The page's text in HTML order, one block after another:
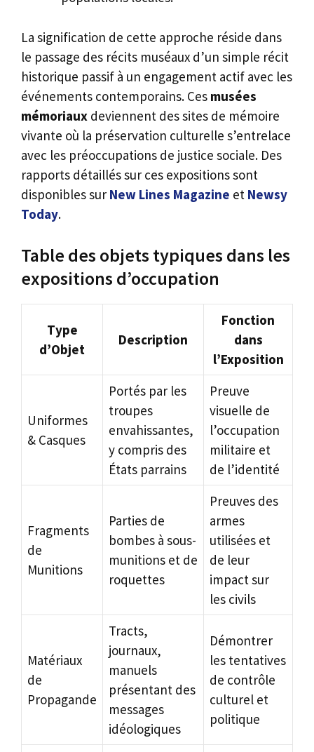
La signification de cette approche réside dans
le passage des récits muséaux d’un simple récit
historique passif à un engagement actif avec les
événements contemporains. Ces musées
mémoriaux deviennent des sites de mémoire
vivante où la préservation culturelle s’entrelace
avec les préoccupations de justice sociale. Des
rapports détaillés sur ces expositions sont
disponibles sur New Lines Magazine et Newsy
Today.
Table des objets typiques dans les
expositions d’occupation
Type
d’Objet
Description
Fonction
dans
l’Exposition
Uniformes
& Casques
Portés par les
troupes
envahissantes,
y compris des
États parrains
Preuve
visuelle de
l’occupation
militaire et
de l’identité
Fragments
de
Munitions
Parties de
bombes à sous-
munitions et de
roquettes
Preuves des
armes
utilisées et
de leur
impact sur
les civils
Matériaux
de
Propagande
Tracts,
journaux,
manuels
présentant des
messages
idéologiques
Démontrer
les tentatives
de contrôle
culturel et
politique